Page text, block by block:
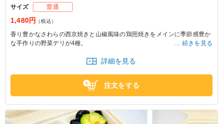
サイズ 普通
1,480円 （税込）
香り豊かなさわらの西京焼きと山椒風味の鶏照焼きをメインに季節感豊か
な手作りの野菜デリが4種。
続きを見る
詳細を見る
注文をする